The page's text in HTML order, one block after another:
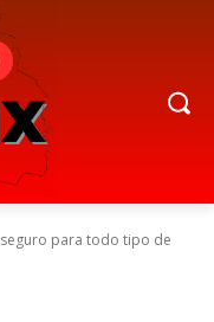
para todo tipo de